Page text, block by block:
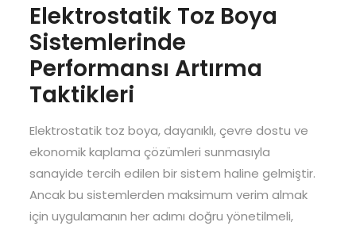
Elektrostatik Toz Boya
Sistemlerinde
Performansı Artırma
Taktikleri
Elektrostatik toz boya, dayanıklı, çevre dostu ve
ekonomik kaplama çözümleri sunmasıyla
sanayide tercih edilen bir sistem haline gelmiştir.
Ancak bu sistemlerden maksimum verim almak
için uygulamanın her adımı doğru yönetilmeli,